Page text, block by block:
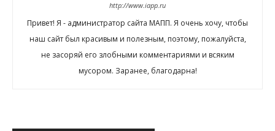
http://www.iapp.ru
Привет! Я - администратор сайта МАПП. Я очень хочу, чтобы
наш сайт был красивым и полезным, поэтому, пожалуйста,
не засоряй его злобными комментариями и всяким
мусором. Заранее, благодарна!